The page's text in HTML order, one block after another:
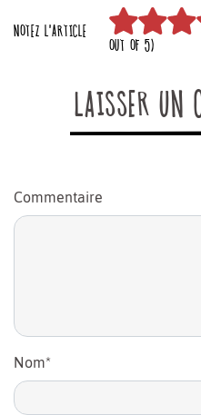
NOTEZ L'ARTICLE
OUT OF 5)
LAISSER UN
Commentaire
Nom*